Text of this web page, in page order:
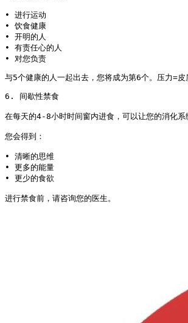
• 进行运动
• 饮食健康
• 开明的人
• 有责任心的人
• 对您负责
与5个健康的人一起出去，您将成为第6个。压力=
6. 间歇性禁食
在每天的4-8小时时间窗内进食，可以让您的消化系
您会得到：
• 清晰的思维
• 更多的能量
• 更少的食欲
进行禁食前，请咨询您的医生。